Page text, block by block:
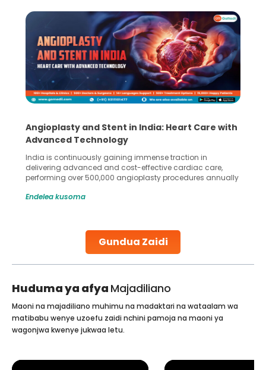
Gundua Zaidi
Angioplasty and Stent in India: Heart Care with
Advanced Technology
India is continuously gaining immense traction in
delivering advanced and cost-effective cardiac care,
performing over 500,000 angioplasty procedures annually
globe are searching for treatments like angioplasty and
Studies, such as one published
Endelea kusoma
Huduma ya afya Majadiliano
Maoni na majadiliano muhimu na madaktari na wataalam wa
matibabu wenye uzoefu zaidi nchini pamoja na maoni ya
wagonjwa kwenye jukwaa letu.